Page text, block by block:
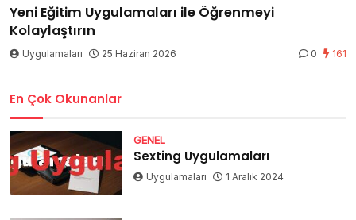
Yeni Eğitim Uygulamaları ile Öğrenmeyi
Kolaylaştırın
Uygulamaları 25 Haziran 2026 0 161
En Çok Okunanlar
GENEL
Sexting Uygulamaları
Uygulamaları 1 Aralık 2024